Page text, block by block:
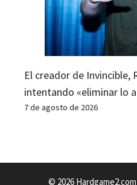
El creador de Invincible,
intentando «eliminar lo
7 de agosto de 2026
© 2026